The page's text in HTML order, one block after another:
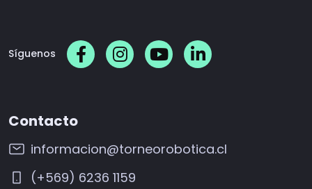
Síguenos
Contacto
informacion@torneorobotica.cl
(+569) 6236 1159